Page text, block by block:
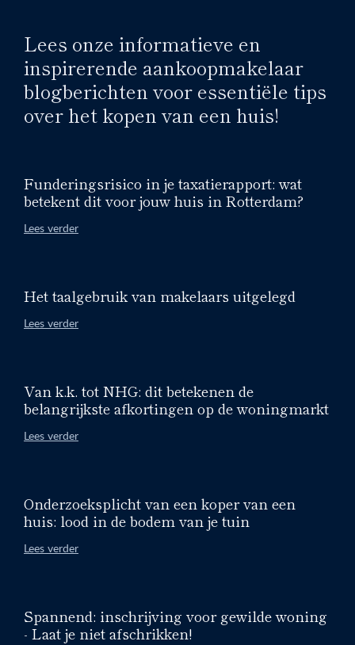
Lees onze informatieve en
inspirerende aankoopmakelaar
blogberichten voor essentiële tips
over het kopen van een huis!
Funderingsrisico in je taxatierapport: wat
betekent dit voor jouw huis in Rotterdam?
Lees verder
Het taalgebruik van makelaars uitgelegd
Lees verder
Van k.k. tot NHG: dit betekenen de
belangrijkste afkortingen op de woningmarkt
Lees verder
Onderzoeksplicht van een koper van een
huis: lood in de bodem van je tuin
Lees verder
Spannend: inschrijving voor gewilde woning
- Laat je niet afschrikken!